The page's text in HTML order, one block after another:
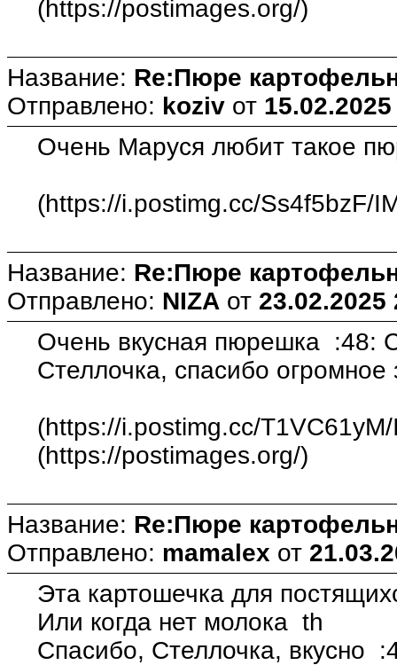
(https://postimages.org/)
Название: Re:Пюре
Отправлено: koziv от
Очень Маруся любит такое
(https://i.postimg.cc/Ss4f5bzF/
Название: Re:Пюре
Отправлено: NIZA от 23.02.2025
Очень вкусная пюрешка :48:
Стеллочка, спасибо
(https://i.postimg.cc/
(https://postimages.org/)
Название: Re:Пюре
Отправлено: mamalex от
Эта картошечка для
Или когда нет молока th
Спасибо, Стеллочка, вкусно